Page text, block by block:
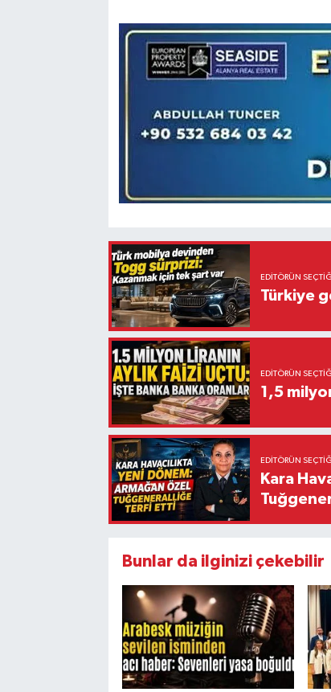
EDITÖRÜN SEÇTIĞI
Türkiye
EDITÖRÜN SEÇTIĞI
1,5
EDITÖRÜN SEÇTIĞI
Kara
Bunlar da ilginizi çekebilir